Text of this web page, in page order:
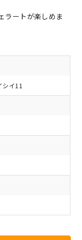
ラートが楽しめま
シイ11